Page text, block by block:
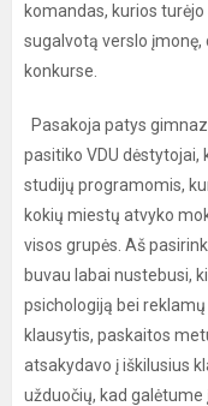
komandas, kurios
sugalvotą verslo
konkurse.
Pasakoja patys
pasitiko VDU dėstytojai,
studijų programomis,
kokių miestų atvyko
visos grupės. Aš
buvau labai nustebusi,
psichologiją bei
klausytis, paskaitos
atsakydavo į iškilusius
užduočių, kad galėtume